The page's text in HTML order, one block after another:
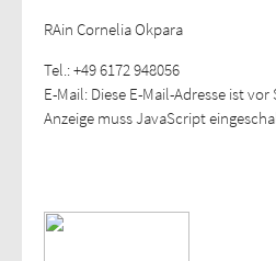
RAin Cornelia Okpara
Tel.: +49 6172 948056
E-Mail: Diese E-Mail-Adresse ist
Anzeige muss JavaScript